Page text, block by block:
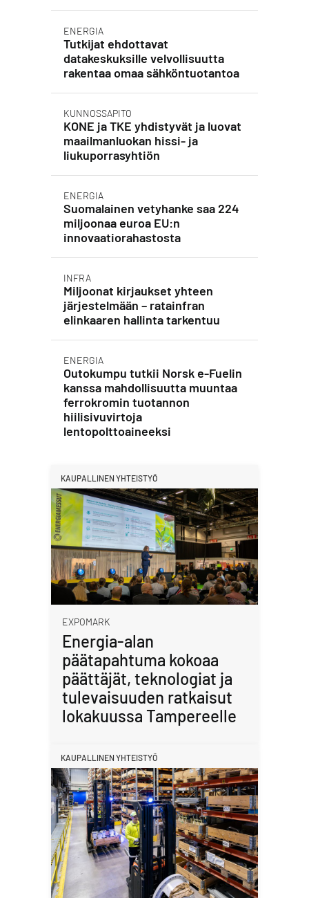
ENERGIA
Tutkijat ehdottavat
datakeskuksille velvollisuutta
rakentaa omaa sähköntuotantoa
KUNNOSSAPITO
KONE ja TKE yhdistyvät ja luovat
maailmanluokan hissi- ja
liukuporrasyhtiön
ENERGIA
Suomalainen vetyhanke saa 224
miljoonaa euroa EU:n
innovaatiorahastosta
INFRA
Miljoonat kirjaukset yhteen
järjestelmään – ratainfran
elinkaaren hallinta tarkentuu
ENERGIA
Outokumpu tutkii Norsk e-Fuelin
kanssa mahdollisuutta muuntaa
ferrokromin tuotannon
hiilisivuvirtoja
lentopolttoaineeksi
KAUPALLINEN YHTEISTYÖ
EXPOMARK
Energia-alan
päätapahtuma kokoaa
päättäjät, teknologiat ja
tulevaisuuden ratkaisut
lokakuussa Tampereelle
KAUPALLINEN YHTEISTYÖ